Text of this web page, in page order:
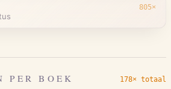
805×
PER BOEK 178× totaal